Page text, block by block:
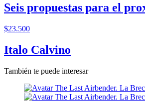
Seis propuestas para el
$23.500
Italo Calvino
También te puede interesar